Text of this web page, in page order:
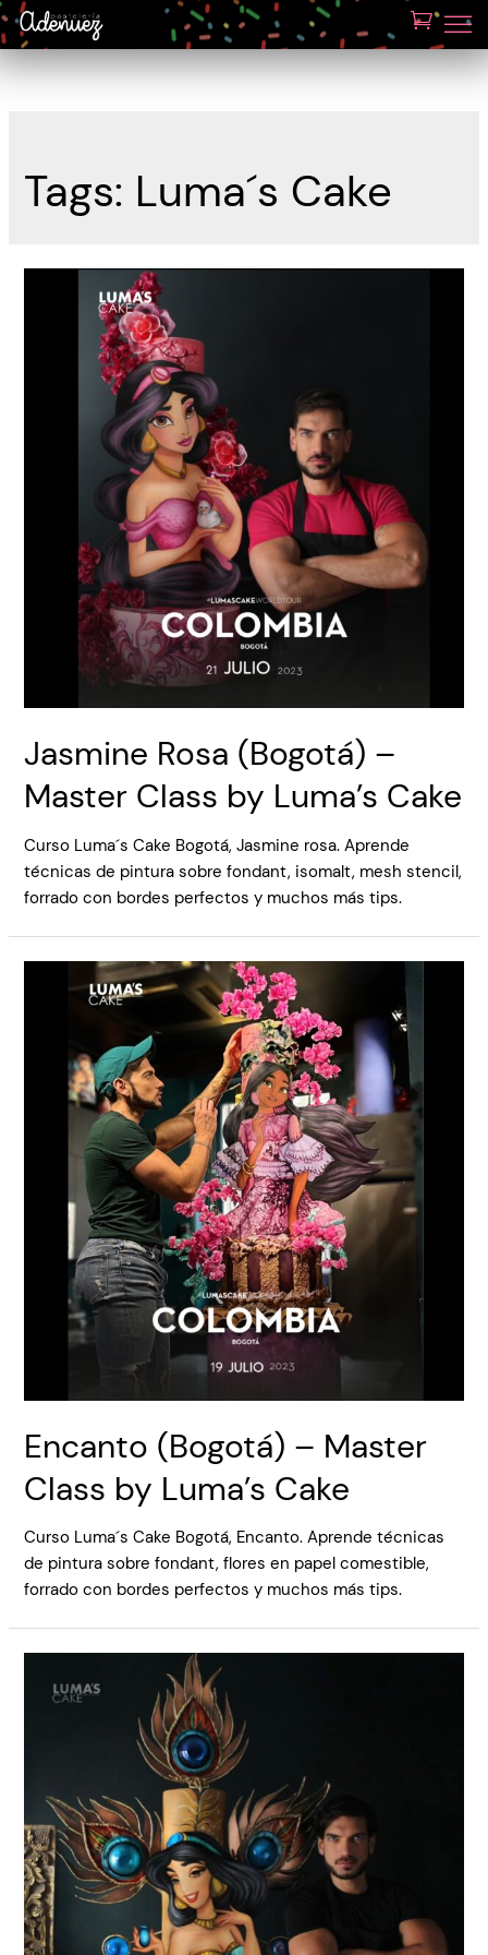
Tags: Luma´s Cake
Jasmine Rosa (Bogotá) –
Master Class by Luma’s Cake
Curso Luma´s Cake Bogotá, Jasmine rosa. Aprende
técnicas de pintura sobre fondant, isomalt, mesh stencil,
forrado con bordes perfectos y muchos más tips.
Encanto (Bogotá) – Master
Class by Luma’s Cake
Curso Luma´s Cake Bogotá, Encanto. Aprende técnicas
de pintura sobre fondant, flores en papel comestible,
forrado con bordes perfectos y muchos más tips.